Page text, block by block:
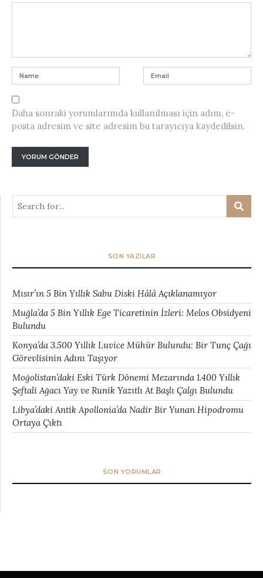
Daha sonraki yorumlarımda kullanılması için adım, e-
posta adresim ve site adresim bu tarayıcıya kaydedilsin.
SON YAZILAR
Mısır’ın 5 Bin Yıllık Sabu Diski Hâlâ Açıklanamıyor
Muğla’da 5 Bin Yıllık Ege Ticaretinin İzleri: Melos Obsidyeni
Bulundu
Konya’da 3.500 Yıllık Luvice Mühür Bulundu: Bir Tunç Çağı
Görevlisinin Adını Taşıyor
Moğolistan’daki Eski Türk Dönemi Mezarında 1.400 Yıllık
Şeftali Ağacı Yay ve Runik Yazıtlı At Başlı Çalgı Bulundu
Libya’daki Antik Apollonia’da Nadir Bir Yunan Hipodromu
Ortaya Çıktı
SON YORUMLAR